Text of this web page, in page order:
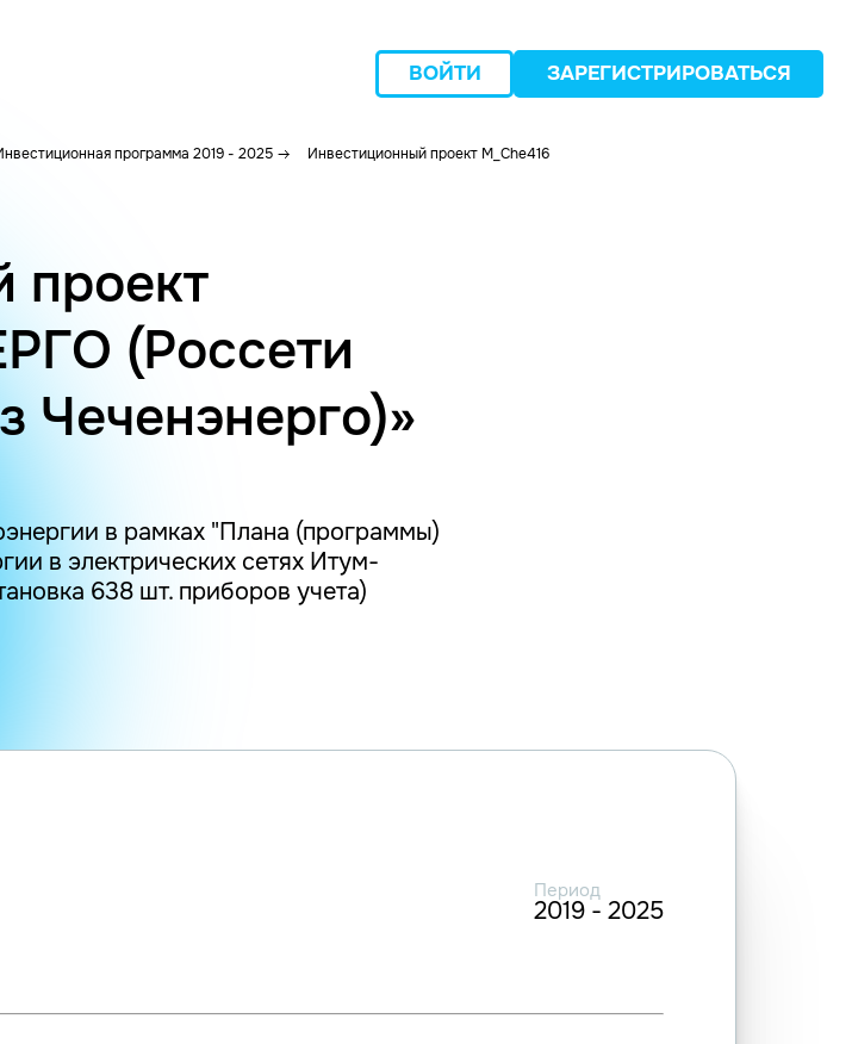
ВОЙТИ ЗАРЕГИСТРИРОВАТЬСЯ
программа 2019 - 2025 Инвестиционный проект M_Che416
проект
(Россети
Чеченэнерго)»
в рамках "Плана (программы)
в электрических сетях Итум-
638 шт. приборов учета)
Период
2019 - 2025